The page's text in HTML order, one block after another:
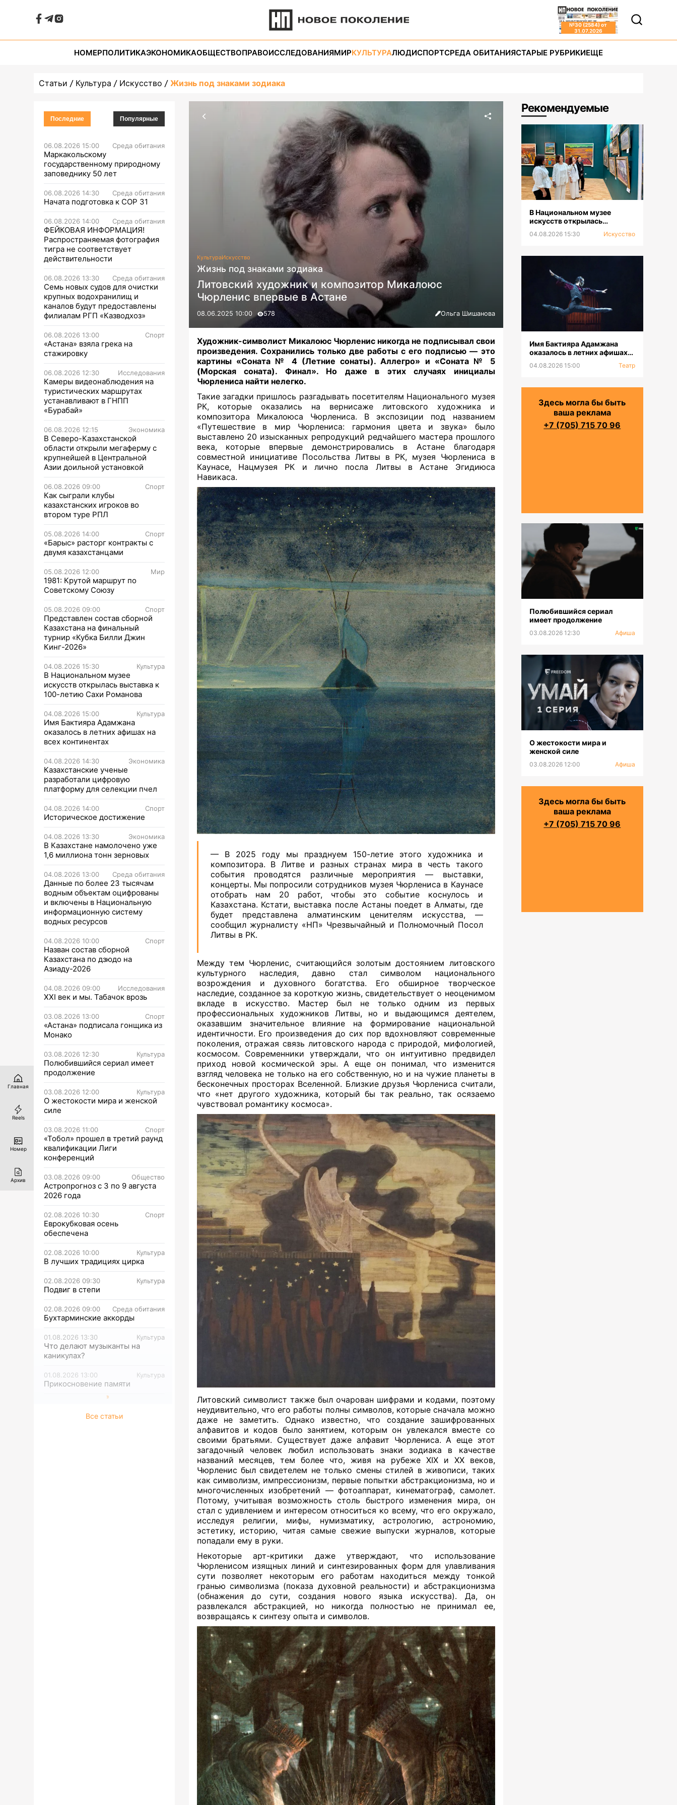
№30 (2584) от
31.07.2026
НОМЕРПОЛИТИКАЭКОНОМИКАОБЩЕСТВОПРАВОИССЛЕДОВАНИЯМИРКУЛЬТУРАЛЮДИСПОРТСРЕДА ОБИТАНИЯСТАРЫЕ РУБРИКИЕЩЕ
Статьи Культура Искусство Жизнь под знаками зодиака
Последние Популярные
06.08.2026 15:00 Среда обитания
Маркакольскому
государственному природному
заповеднику 50 лет
06.08.2026 14:30 Среда обитания
Начата подготовка к СОР 31
06.08.2026 14:00 Среда обитания
ФЕЙКОВАЯ ИНФОРМАЦИЯ!
Распространяемая фотография
тигра не соответствует
действительности
06.08.2026 13:30 Среда обитания
Семь новых судов для очистки
крупных водохранилищ и
каналов будут предоставлены
филиалам РГП «Казводхоз»
06.08.2026 13:00 Спорт
«Астана» взяла грека на
стажировку
06.08.2026 12:30 Исследования
Камеры видеонаблюдения на
туристических маршрутах
устанавливают в ГНПП
«Бурабай»
06.08.2026 12:15 Экономика
В Северо-Казахстанской
области открыли мегаферму с
крупнейшей в Центральной
Азии доильной установкой
06.08.2026 09:00 Спорт
Как сыграли клубы
казахстанских игроков во
втором туре РПЛ
05.08.2026 14:00 Спорт
«Барыс» расторг контракты с
двумя казахстанцами
05.08.2026 12:00 Мир
1981: Крутой маршрут по
Советскому Союзу
05.08.2026 09:00 Спорт
Представлен состав сборной
Казахстана на финальный
турнир «Кубка Билли Джин
Кинг-2026»
04.08.2026 15:30 Культура
В Национальном музее
искусств открылась выставка к
100-летию Сахи Романова
04.08.2026 15:00 Культура
Имя Бактияра Адамжана
оказалось в летних афишах на
всех континентах
04.08.2026 14:30 Экономика
Казахстанские ученые
разработали цифровую
платформу для селекции пчел
04.08.2026 14:00 Спорт
Историческое достижение
04.08.2026 13:30 Экономика
В Казахстане намолочено уже
1,6 миллиона тонн зерновых
04.08.2026 13:00 Среда обитания
Данные по более 23 тысячам
водным объектам оцифрованы
и включены в Национальную
информационную систему
водных ресурсов
04.08.2026 10:00 Спорт
Назван состав сборной
Казахстана по дзюдо на
Азиаду-2026
04.08.2026 09:00 Исследования
XXI век и мы. Табачок врозь
03.08.2026 13:00 Спорт
«Астана» подписала гонщика из
Монако
03.08.2026 12:30 Культура
Полюбившийся сериал имеет
продолжение
03.08.2026 12:00 Культура
О жестокости мира и женской
силе
03.08.2026 11:00 Спорт
«Тобол» прошел в третий раунд
квалификации Лиги
конференций
03.08.2026 09:00 Общество
Астропрогноз с 3 по 9 августа
2026 года
02.08.2026 10:30 Спорт
Еврокубковая осень
обеспечена
02.08.2026 10:00 Культура
В лучших традициях цирка
02.08.2026 09:30 Культура
Подвиг в степи
02.08.2026 09:00 Среда обитания
Бухтарминские аккорды
01.08.2026 13:30 Культура
Что делают музыканты на
каникулах?
01.08.2026 13:00 Культура
Прикосновение памяти
Все статьи
КультураИскусство
Жизнь под знаками зодиака
Литовский художник и композитор Микалоюс
Чюрленис впервые в Астане
08.06.2025 10:00 578 Ольга Шишанова
Художник-символист Микалоюс Чюрленис никогда не подписывал свои
произведения. Сохранились только две работы с его подписью — это
картины «Соната № 4 (Летние сонаты). Аллегро» и «Соната № 5
(Морская соната). Финал». Но даже в этих случаях инициалы
Чюрлениса найти нелегко.
Такие загадки пришлось разгадывать посетителям Национального музея
РК, которые оказались на вернисаже литовского художника и
композитора Микалоюса Чюрлениса. В экспозиции под названием
«Путешествие в мир Чюрлениса: гармония цвета и звука» было
выставлено 20 изысканных репродукций редчайшего мастера прошлого
века, которые впервые демонстрировались в Астане благодаря
совместной инициативе Посольства Литвы в РК, музея Чюрлениса в
Каунасе, Нацмузея РК и лично посла Литвы в Астане Эгидиюса
Навикаса.
— В 2025 году мы празднуем 150-летие этого художника и
композитора. В Литве и разных странах мира в честь такого
события проводятся различные мероприятия — выставки,
концерты. Мы попросили сотрудников музея Чюрлениса в Каунасе
отобрать нам 20 работ, чтобы это событие коснулось и
Казахстана. Кстати, выставка после Астаны поедет в Алматы, где
будет представлена алматинским ценителям искусства, —
сообщил журналисту «НП» Чрезвычайный и Полномочный Посол
Литвы в РК.
Между тем Чюрленис, считающийся золотым достоянием литовского
культурного наследия, давно стал символом национального
возрождения и духовного богатства. Его обширное творческое
наследие, созданное за короткую жизнь, свидетельствует о неоценимом
вкладе в искусство. Мастер был не только одним из первых
профессиональных художников Литвы, но и выдающимся деятелем,
оказавшим значительное влияние на формирование национальной
идентичности. Его произведения до сих пор вдохновляют современные
поколения, отражая связь литовского народа с природой, мифологией,
космосом. Современники утверждали, что он интуитивно предвидел
приход новой космической эры. А еще он понимал, что изменится
взгляд человека не только на его собственную, но и на чужие планеты в
бесконечных просторах Вселенной. Близкие друзья Чюрлениса считали,
что «нет другого художника, который бы так реально, так осязаемо
чувствовал романтику космоса».
Литовский символист также был очарован шифрами и кодами, поэтому
неудивительно, что его работы полны символов, которые сначала можно
даже не заметить. Однако известно, что создание зашифрованных
алфавитов и кодов было занятием, которым он увлекался вместе со
своими братьями. Существует даже алфавит Чюрлениса. А еще этот
загадочный человек любил использовать знаки зодиака в качестве
названий месяцев, тем более что, живя на рубеже XIX и XX веков,
Чюрленис был свидетелем не только смены стилей в живописи, таких
как символизм, импрессионизм, первые попытки абстракционизма, но и
многочисленных изобретений — фотоаппарат, кинематограф, самолет.
Потому, учитывая возможность столь быстрого изменения мира, он
стал с удивлением и интересом относиться ко всему, что его окружало,
исследуя религии, мифы, нумизматику, астрологию, астрономию,
эстетику, историю, читая самые свежие выпуски журналов, которые
попадали ему в руки.
Некоторые арт-критики даже утверждают, что использование
Чюрленисом изящных линий и синтезированных форм для улавливания
сути позволяет некоторым его работам находиться между тонкой
гранью символизма (показа духовной реальности) и абстракционизма
(обнажения до сути, создания нового языка искусства). Да, он
развлекался абстракцией, но никогда полностью не принимал ее,
возвращаясь к синтезу опыта и символов.
Рекомендуемые
В Национальном музее
искусств открылась
Романова
04.08.2026 15:30 Искусство
Имя Бактияра Адамжана
оказалось в летних афишах
04.08.2026 15:00 Театр
Здесь могла бы быть
ваша реклама
+7 (705) 715 70 96
Полюбившийся сериал
имеет продолжение
03.08.2026 12:30 Афиша
О жестокости мира и
женской силе
03.08.2026 12:00 Афиша
Здесь могла бы быть
ваша реклама
+7 (705) 715 70 96
Главная
Reels
Номер
Архив